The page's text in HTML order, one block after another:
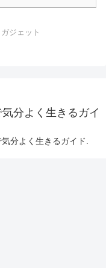
ガジェット
分よく生きるガイ
分よく生きるガイド.